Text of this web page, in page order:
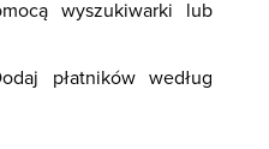
wyszukiwarki lub
płatników według